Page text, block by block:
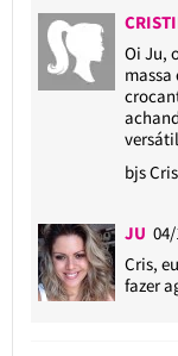
Oi Ju,
bjs Cris
JU
Cris,
fazer